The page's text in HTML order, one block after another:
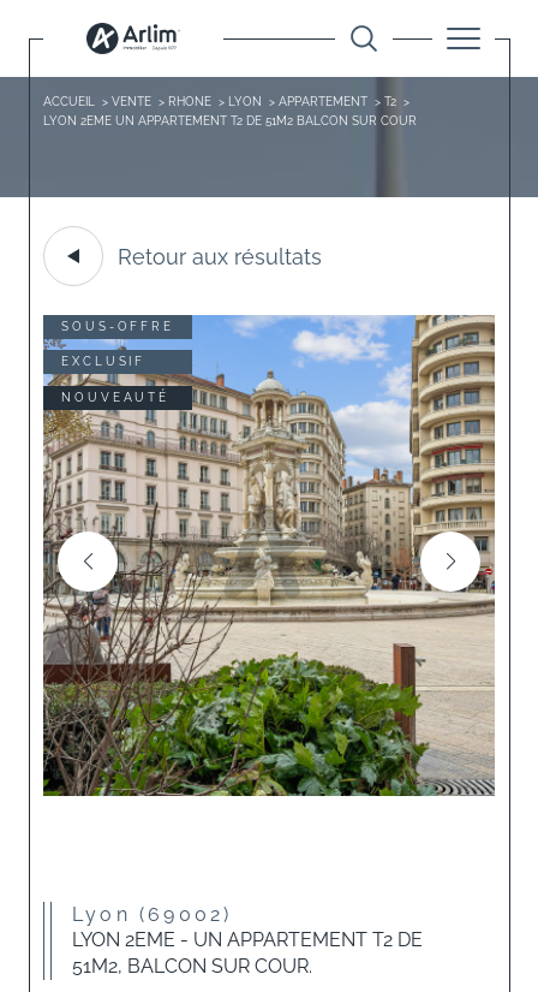
ACCUEIL VENTE RHONE LYON APPARTEMENT
T2
LYON 2EME UN APPARTEMENT T2 DE 51M2 BALCON SUR COUR
Retour aux résultats
SOUS-OFFRE
EXCLUSIF
NOUVEAUTÉ
Lyon (69002)
LYON 2EME - UN APPARTEMENT T2 DE
51M2, BALCON SUR COUR.